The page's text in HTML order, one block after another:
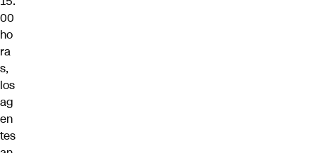
00
ho
ra
s,
los
ag
en
tes